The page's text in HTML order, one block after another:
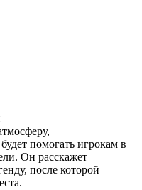
помогать игрокам в
Он расскажет
после которой